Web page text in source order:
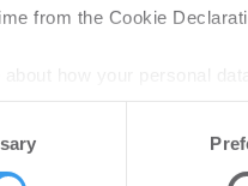
from the Cookie
to personalise content
KG